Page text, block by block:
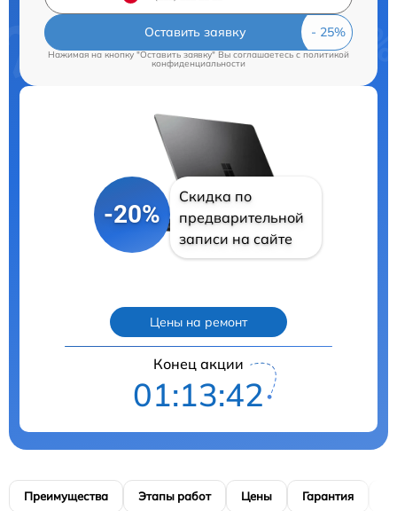
Оставить заявку
Нажимая на кнопку "Оставить заявку" Вы соглашаетесь cполитикой
конфиденциальности
-20%
Скидка по
предварительной
записи на сайте
Цены на ремонт
Конец акции
01:13:41
Преимущества Этапы работ Цены Гарантия